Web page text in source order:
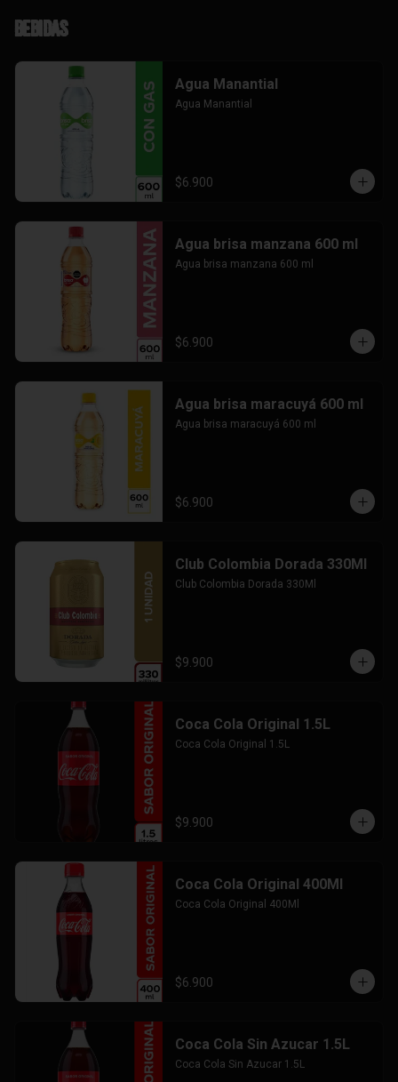
Bebidas
Agua Manantial
Agua Manantial
$6.900
Agua brisa manzana 600 ml
Agua brisa manzana 600 ml
$6.900
Agua brisa maracuyá 600 ml
Agua brisa maracuyá 600 ml
$6.900
Club Colombia Dorada 330Ml
Club Colombia Dorada 330Ml
$9.900
Coca Cola Original 1.5L
Coca Cola Original 1.5L
$9.900
Coca Cola Original 400Ml
Coca Cola Original 400Ml
$6.900
Coca Cola Sin Azucar 1.5L
Coca Cola Sin Azucar 1.5L